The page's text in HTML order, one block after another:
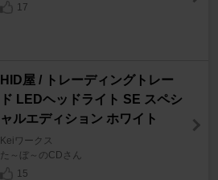
17
HID屋 / トレーディングトレー
ド LEDヘッドライト SE スペシ
ャルエディション ホワイト
Keiワークス
た～ぼ～のCDさん
15